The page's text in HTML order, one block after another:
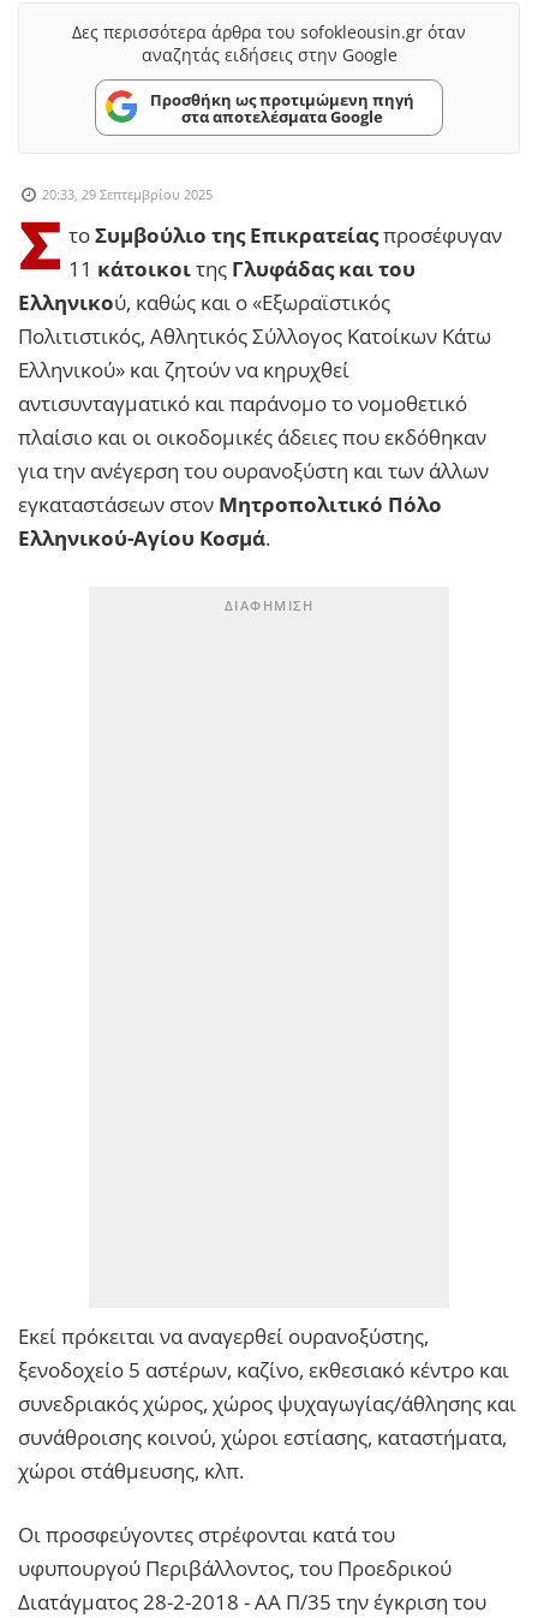
Δες περισσότερα άρθρα του sofokleousin.gr όταν
αναζητάς ειδήσεις στην Google
Προσθήκη ως προτιμώμενη πηγή
στα αποτελέσματα Google
20:33, 29 Σεπτεμβρίου 2025
Σ τοΣυμβούλιο της Επικρατείαςπροσέφυγαν
11 κάτοικοιτης Γλυφάδας και του
Ελληνικού, καθώς και ο «Εξωραϊστικός
Πολιτιστικός, Αθλητικός Σύλλογος Κατοίκων Κάτω
Ελληνικού» και ζητούν να κηρυχθεί
αντισυνταγματικό και παράνομο το νομοθετικό
πλαίσιο και οι οικοδομικές άδειες που εκδόθηκαν
για την ανέγερση του ουρανοξύστη και των άλλων
εγκαταστάσεων στον Μητροπολιτικό Πόλο
Ελληνικού-Αγίου Κοσμά.
Εκεί πρόκειται να αναγερθεί ουρανοξύστης,
ξενοδοχείο 5 αστέρων, καζίνο, εκθεσιακό κέντρο και
συνεδριακός χώρος, χώρος ψυχαγωγίας/άθλησης και
συνάθροισης κοινού, χώροι εστίασης, καταστήματα,
χώροι στάθμευσης, κλπ.
Οι προσφεύγοντες στρέφονται κατά του
υφυπουργού Περιβάλλοντος, του Προεδρικού
Διατάγματος 28-2-2018 - ΑΑ Π/35 την έγκριση του